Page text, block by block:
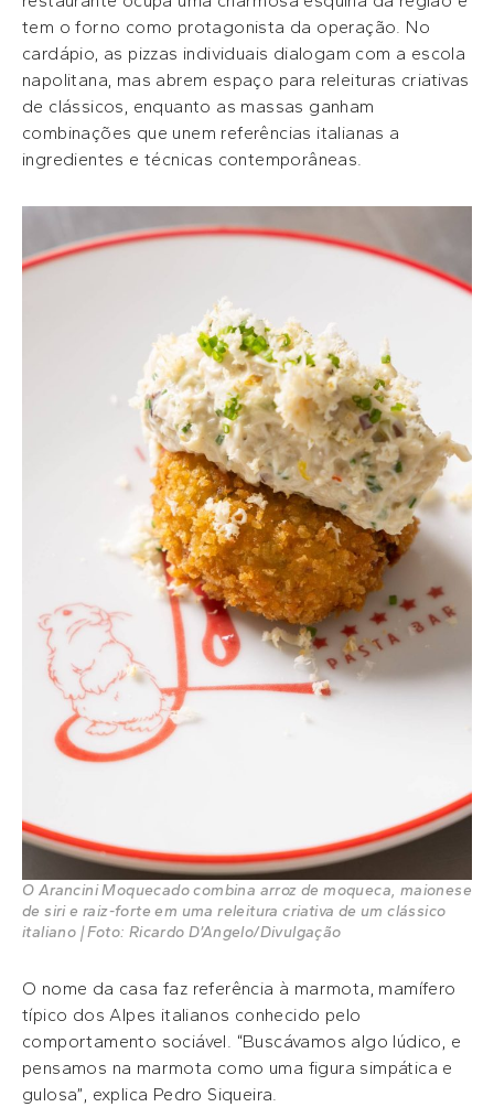
tem o forno como protagonista da operação. No
cardápio, as pizzas individuais dialogam com a escola
napolitana, mas abrem espaço para releituras criativas
de clássicos, enquanto as massas ganham
combinações que unem referências italianas a
ingredientes e técnicas contemporâneas.
O Arancini Moquecado combina arroz de moqueca, maionese
de siri e raiz-forte em uma releitura criativa de um clássico
italiano | Foto: Ricardo D’Angelo/Divulgação
O nome da casa faz referência à marmota, mamífero
típico dos Alpes italianos conhecido pelo
comportamento sociável. “Buscávamos algo lúdico, e
pensamos na marmota como uma figura simpática e
gulosa”, explica Pedro Siqueira.